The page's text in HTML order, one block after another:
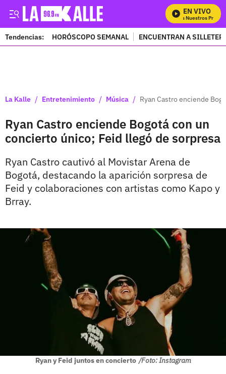
EN VIVO
Mira Todos Nuestros
Tendencias: HORÓSCOPO SEMANAL ENCUENTRAN A
La Kalle / Entretenimiento / Música / Ryan Castro enciende
Ryan Castro enciende Bogotá con un
concierto único; Feid llegó de sorpresa
Ryan Castro cautivó al Movistar Arena de
Bogotá, destacando la aparición sorpresa de
Feid y colaboraciones con artistas como Kapo y
Brray.
Ryan y Feid juntos en concierto /Foto: Instagram